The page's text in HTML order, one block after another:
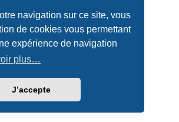
navigation sur ce site, vous
de cookies vous permettant
expérience de navigation
plus…
J’accepte